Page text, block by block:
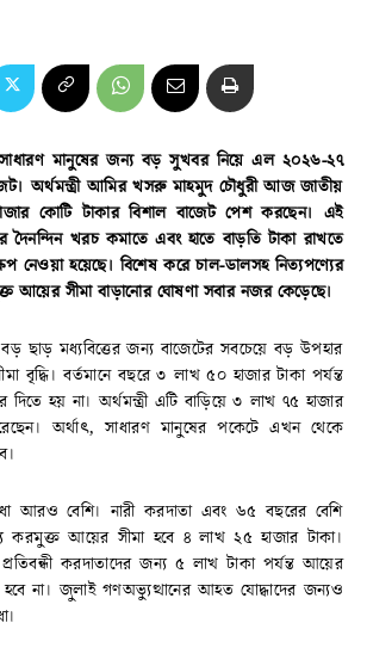
সাধারণ মানুষের জন্য বড় সুখবর নিয়ে এল ২০২৬-২৭
অর্থমন্ত্রী আমির খসরু মাহমুদ চৌধুরী আজ জাতীয়
কোটি টাকার বিশাল বাজেট পেশ করছেন। এই
দৈনন্দিন খরচ কমাতে এবং হাতে বাড়তি টাকা রাখতে
হয়েছে। বিশেষ করে চাল-ডালসহ নিত্যপণ্যের
আয়ের সীমা বাড়ানোর ঘোষণা সবার নজর কেড়েছে।
ছাড় মধ্যবিত্তের জন্য বাজেটের সবচেয়ে বড় উপহার
বৃদ্ধি। বর্তমানে বছরে ৩ লাখ ৫০ হাজার টাকা পর্যন্ত
হয় না। অর্থমন্ত্রী এটি বাড়িয়ে ৩ লাখ ৭৫ হাজার
অর্থাৎ, সাধারণ মানুষের পকেটে এখন থেকে
আরও বেশি। নারী করদাতা এবং ৬৫ বছরের বেশি
করমুক্ত আয়ের সীমা হবে ৪ লাখ ২৫ হাজার টাকা।
করদাতাদের জন্য ৫ লাখ টাকা পর্যন্ত আয়ের
না। জুলাই গণঅভ্যুত্থানের আহত যোদ্ধাদের জন্যও